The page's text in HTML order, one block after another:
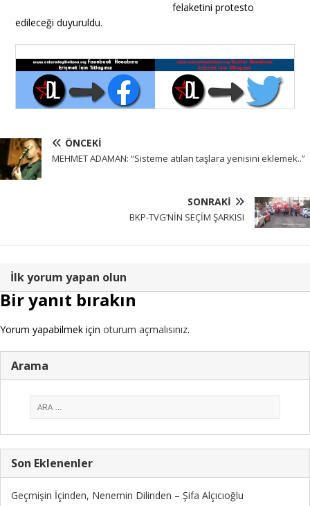
felaketini protesto
edileceği duyuruldu.
ÖNCEKI
MEHMET ADAMAN: “Sisteme atılan taşlara yenisini eklemek..”
SONRAKI
BKP-TVG’NİN SEÇİM ŞARKISI
İlk yorum yapan olun
Bir yanıt bırakın
Yorum yapabilmek için oturum açmalısınız.
Arama
Son Eklenenler
Geçmişin İçinden, Nenemin Dilinden – Şifa Alçıcıoğlu